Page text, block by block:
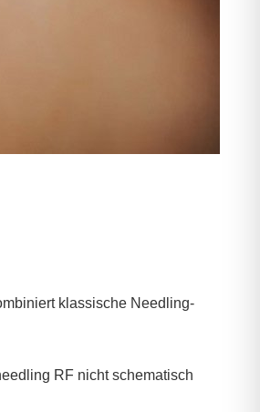
klassische Needling-
RF nicht schematisch